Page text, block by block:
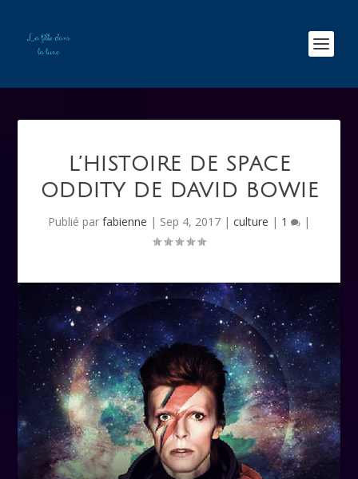
L’HISTOIRE DE SPACE
ODDITY DE DAVID BOWIE
Publié par fabienne | Sep 4, 2017 | culture | 1 |